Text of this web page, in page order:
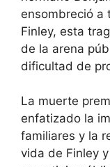
ensombreció a
Finley, esta
de la arena
dificultad de
La muerte
enfatizado la
familiares y la
vida de Finley